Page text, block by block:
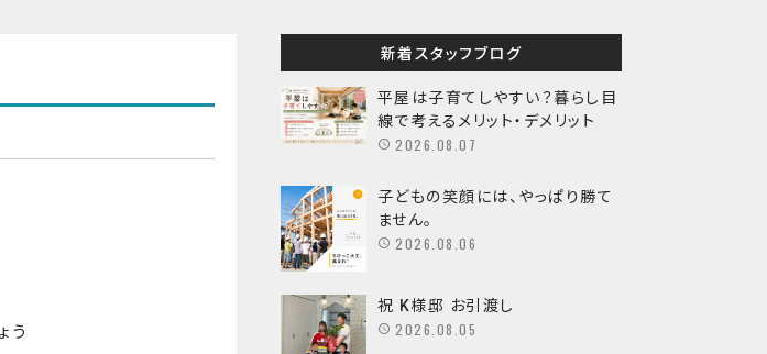
う
新着スタッフブログ
平屋は子育てしやすい？暮らし目
線で考えるメリット・デメリット
2026.08.07
子どもの笑顔には、やっぱり勝て
ません。
2026.08.06
祝 K様邸 お引渡し
2026.08.05